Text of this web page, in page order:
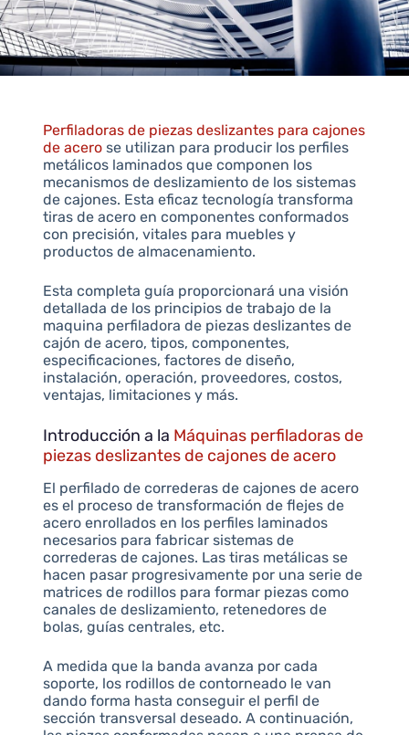
Perfiladoras de piezas deslizantes para cajones
de acerose utilizan para producir los perfiles
metálicos laminados que componen los
mecanismos de deslizamiento de los sistemas
de cajones. Esta eficaz tecnología transforma
tiras de acero en componentes conformados
con precisión, vitales para muebles y
productos de almacenamiento.
Esta completa guía proporcionará una visión
detallada de los principios de trabajo de la
maquina perfiladora de piezas deslizantes de
cajón de acero, tipos, componentes,
especificaciones, factores de diseño,
instalación, operación, proveedores, costos,
ventajas, limitaciones y más.
Introducción a la Máquinas perfiladoras de
piezas deslizantes de cajones de acero
El perfilado de correderas de cajones de acero
es el proceso de transformación de flejes de
acero enrollados en los perfiles laminados
necesarios para fabricar sistemas de
correderas de cajones. Las tiras metálicas se
hacen pasar progresivamente por una serie de
matrices de rodillos para formar piezas como
canales de deslizamiento, retenedores de
bolas, guías centrales, etc.
A medida que la banda avanza por cada
soporte, los rodillos de contorneado le van
dando forma hasta conseguir el perfil de
sección transversal deseado. A continuación,